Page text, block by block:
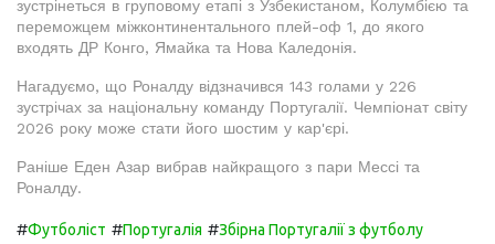
зустрінеться в груповому етапі з Узбекистаном, Колумбією та
переможцем міжконтинентального плей-оф 1, до якого
входять ДР Конго, Ямайка та Нова Каледонія.
Нагадуємо, що Роналду відзначився 143 голами у 226
зустрічах за національну команду Португалії. Чемпіонат світу
2026 року може стати його шостим у кар'єрі.
Раніше Еден Азар вибрав найкращого з пари Мессі та
Роналду.
#Футболіст #Португалія #Збірна Португалії з футболу